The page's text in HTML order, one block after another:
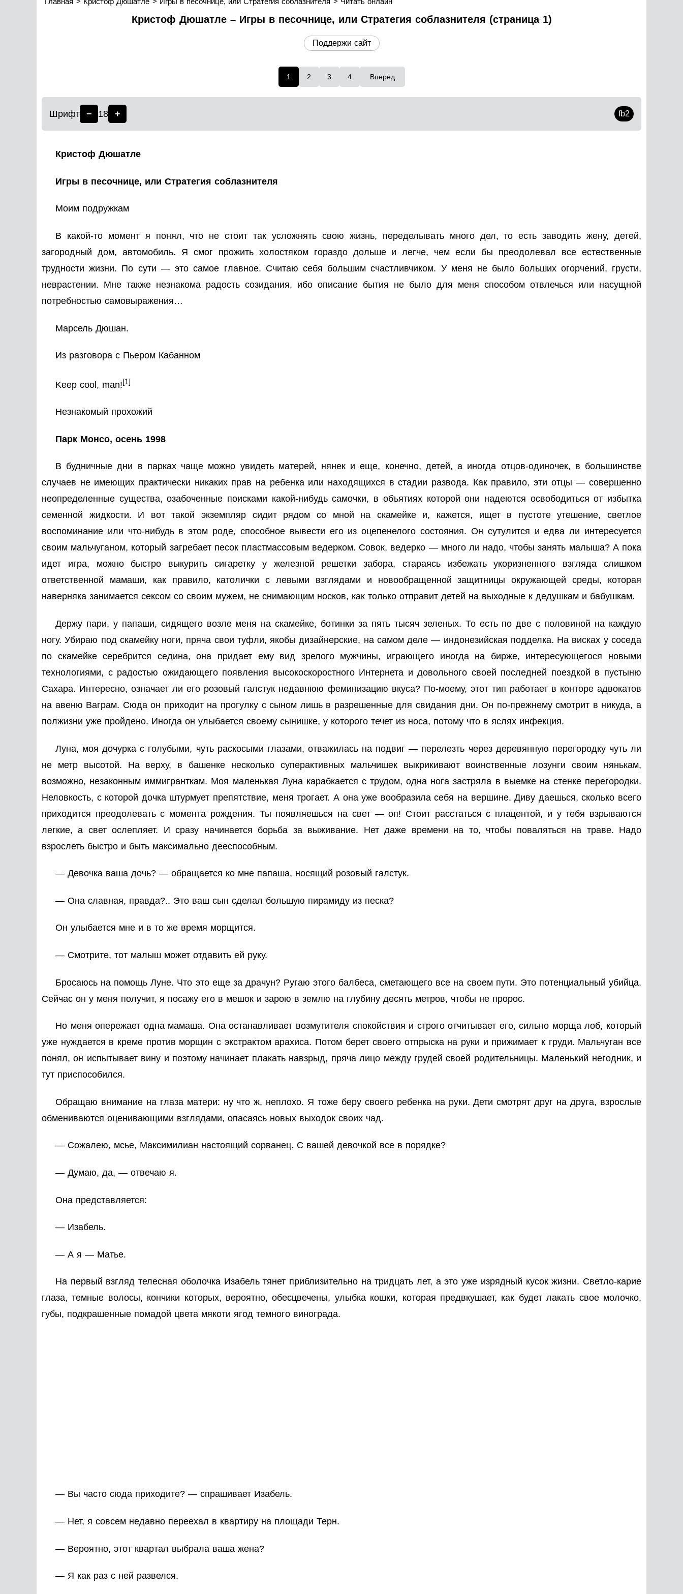
Кристоф Дюшатле – Игры в песочнице, или Стратегия соблазнителя (страница 1)
Поддержи сайт
1 2 3 4 Вперед
Шрифт − 18 + fb2
Кристоф Дюшатле
Игры в песочнице, или Стратегия соблазнителя
Моим подружкам
В какой-то момент я понял, что не стоит так усложнять свою жизнь, переделывать много дел, то есть заводить жену, детей,
загородный дом, автомобиль. Я смог прожить холостяком гораздо дольше и легче, чем если бы преодолевал все естественные
трудности жизни. По сути — это самое главное. Считаю себя большим счастливчиком. У меня не было больших огорчений, грусти,
неврастении. Мне также незнакома радость созидания, ибо описание бытия не было для меня способом отвлечься или насущной
потребностью самовыражения…
Марсель Дюшан.
Из разговора с Пьером Кабанном
Keep cool, man![1]
Незнакомый прохожий
Парк Монсо, осень 1998
В будничные дни в парках чаще можно увидеть матерей, нянек и еще, конечно, детей, а иногда отцов-одиночек, в большинстве
случаев не имеющих практически никаких прав на ребенка или находящихся в стадии развода. Как правило, эти отцы — совершенно
неопределенные существа, озабоченные поисками какой-нибудь самочки, в объятиях которой они надеются освободиться от избытка
семенной жидкости. И вот такой экземпляр сидит рядом со мной на скамейке и, кажется, ищет в пустоте утешение, светлое
воспоминание или что-нибудь в этом роде, способное вывести его из оцепенелого состояния. Он сутулится и едва ли интересуется
своим мальчуганом, который загребает песок пластмассовым ведерком. Совок, ведерко — много ли надо, чтобы занять малыша? А пока
идет игра, можно быстро выкурить сигаретку у железной решетки забора, стараясь избежать укоризненного взгляда слишком
ответственной мамаши, как правило, католички с левыми взглядами и новообращенной защитницы окружающей среды, которая
наверняка занимается сексом со своим мужем, не снимающим носков, как только отправит детей на выходные к дедушкам и бабушкам.
Держу пари, у папаши, сидящего возле меня на скамейке, ботинки за пять тысяч зеленых. То есть по две с половиной на каждую
ногу. Убираю под скамейку ноги, пряча свои туфли, якобы дизайнерские, на самом деле — индонезийская подделка. На висках у соседа
по скамейке серебрится седина, она придает ему вид зрелого мужчины, играющего иногда на бирже, интересующегося новыми
технологиями, с радостью ожидающего появления высокоскоростного Интернета и довольного своей последней поездкой в пустыню
Сахара. Интересно, означает ли его розовый галстук недавнюю феминизацию вкуса? По-моему, этот тип работает в конторе адвокатов
на авеню Ваграм. Сюда он приходит на прогулку с сыном лишь в разрешенные для свидания дни. Он по-прежнему смотрит в никуда, а
полжизни уже пройдено. Иногда он улыбается своему сынишке, у которого течет из носа, потому что в яслях инфекция.
Луна, моя дочурка с голубыми, чуть раскосыми глазами, отважилась на подвиг — перелезть через деревянную перегородку чуть ли
не метр высотой. На верху, в башенке несколько суперактивных мальчишек выкрикивают воинственные лозунги своим нянькам,
возможно, незаконным иммигранткам. Моя маленькая Луна карабкается с трудом, одна нога застряла в выемке на стенке перегородки.
Неловкость, с которой дочка штурмует препятствие, меня трогает. А она уже вообразила себя на вершине. Диву даешься, сколько всего
приходится преодолевать с момента рождения. Ты появляешься на свет — оп! Стоит расстаться с плацентой, и у тебя взрываются
легкие, а свет ослепляет. И сразу начинается борьба за выживание. Нет даже времени на то, чтобы поваляться на траве. Надо
взрослеть быстро и быть максимально дееспособным.
— Девочка ваша дочь? — обращается ко мне папаша, носящий розовый галстук.
— Она славная, правда?.. Это ваш сын сделал большую пирамиду из песка?
Он улыбается мне и в то же время морщится.
— Смотрите, тот малыш может отдавить ей руку.
Бросаюсь на помощь Луне. Что это еще за драчун? Ругаю этого балбеса, сметающего все на своем пути. Это потенциальный убийца.
Сейчас он у меня получит, я посажу его в мешок и зарою в землю на глубину десять метров, чтобы не пророс.
Но меня опережает одна мамаша. Она останавливает возмутителя спокойствия и строго отчитывает его, сильно морща лоб, который
уже нуждается в креме против морщин с экстрактом арахиса. Потом берет своего отпрыска на руки и прижимает к груди. Мальчуган все
понял, он испытывает вину и поэтому начинает плакать навзрыд, пряча лицо между грудей своей родительницы. Маленький негодник, и
тут приспособился.
Обращаю внимание на глаза матери: ну что ж, неплохо. Я тоже беру своего ребенка на руки. Дети смотрят друг на друга, взрослые
обмениваются оценивающими взглядами, опасаясь новых выходок своих чад.
— Сожалею, мсье, Максимилиан настоящий сорванец. С вашей девочкой все в порядке?
— Думаю, да, — отвечаю я.
Она представляется:
— Изабель.
— А я — Матье.
На первый взгляд телесная оболочка Изабель тянет приблизительно на тридцать лет, а это уже изрядный кусок жизни. Светло-карие
глаза, темные волосы, кончики которых, вероятно, обесцвечены, улыбка кошки, которая предвкушает, как будет лакать свое молочко,
губы, подкрашенные помадой цвета мякоти ягод темного винограда.
— Вы часто сюда приходите? — спрашивает Изабель.
— Нет, я совсем недавно переехал в квартиру на площади Терн.
— Вероятно, этот квартал выбрала ваша жена?
— Я как раз с ней развелся.